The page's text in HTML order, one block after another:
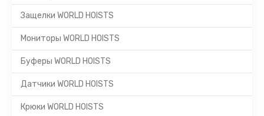
Защелки WORLD HOISTS
Мониторы WORLD HOISTS
Буферы WORLD HOISTS
Датчики WORLD HOISTS
Крюки WORLD HOISTS